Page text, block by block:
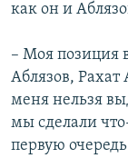
как он и
– Моя позиция
Аблязов,
меня нельзя
мы сделали
первую